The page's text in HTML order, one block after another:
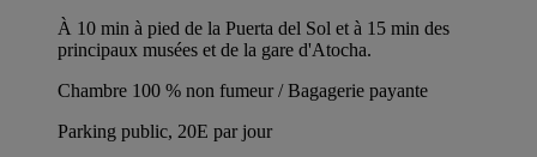
À 10 min à pied de la Puerta del Sol et à 15 min des
principaux musées et de la gare d'Atocha.
Chambre 100 % non fumeur / Bagagerie payante
Parking public, 20E par jour